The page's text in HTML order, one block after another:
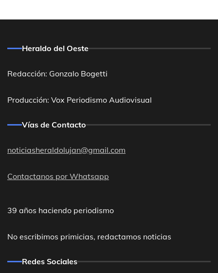
Heraldo del Oeste
Redacción: Gonzalo Bogetti
Producción: Vox Periodismo Audiovisual
Vías de Contacto
noticiasheraldolujan@gmail.com
Contactanos por Whatsapp
39 años haciendo periodismo
No escribimos primicias, redactamos noticias
Redes Sociales